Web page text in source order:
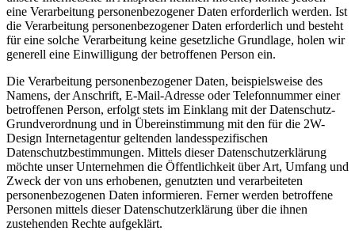
eine Verarbeitung personenbezogener Daten erforderlich werden. Ist
die Verarbeitung personenbezogener Daten erforderlich und besteht
für eine solche Verarbeitung keine gesetzliche Grundlage, holen wir
generell eine Einwilligung der betroffenen Person ein.
Die Verarbeitung personenbezogener Daten, beispielsweise des
Namens, der Anschrift, E-Mail-Adresse oder Telefonnummer einer
betroffenen Person, erfolgt stets im Einklang mit der Datenschutz-
Grundverordnung und in Übereinstimmung mit den für die 2W-
Design Internetagentur geltenden landesspezifischen
Datenschutzbestimmungen. Mittels dieser Datenschutzerklärung
möchte unser Unternehmen die Öffentlichkeit über Art, Umfang und
Zweck der von uns erhobenen, genutzten und verarbeiteten
personenbezogenen Daten informieren. Ferner werden betroffene
Personen mittels dieser Datenschutzerklärung über die ihnen
zustehenden Rechte aufgeklärt.